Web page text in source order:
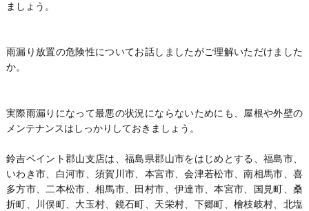
ましょう。
雨漏り放置の危険性についてお話しましたがご理解いただけました
か。
実際雨漏りになって最悪の状況にならないためにも、屋根や外壁の
メンテナンスはしっかりしておきましょう。
鈴吉ペイント郡山支店は、福島県郡山市をはじめとする、福島市、
いわき市、白河市、須賀川市、本宮市、会津若松市、南相馬市、喜
多方市、二本松市、相馬市、田村市、伊達市、本宮市、国見町、桑
折町、川俣町、大玉村、鏡石町、天栄村、下郷町、檜枝岐村、北塩